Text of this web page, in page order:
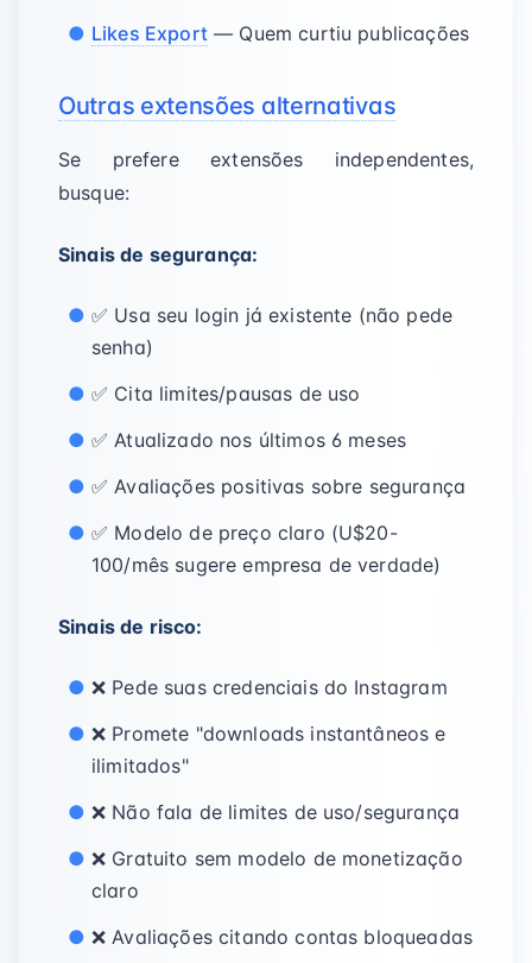
Likes Export— Quem curtiu publicações
Outras extensões alternativas
Se prefere extensões independentes,
busque:
Sinais de segurança:
✅ Usa seu login já existente (não pede
senha)
✅ Cita limites/pausas de uso
✅ Atualizado nos últimos 6 meses
✅ Avaliações positivas sobre segurança
✅ Modelo de preço claro (U$20-
100/mês sugere empresa de verdade)
Sinais de risco:
❌ Pede suas credenciais do Instagram
❌ Promete "downloads instantâneos e
ilimitados"
❌ Não fala de limites de uso/segurança
❌ Gratuito sem modelo de monetização
claro
❌ Avaliações citando contas bloqueadas